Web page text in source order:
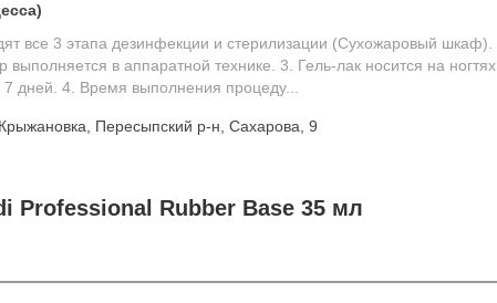
все 3 этапа дезинфекции и стерилизации (Сухожаровый шкаф).
в аппаратной технике. 3. Гель-лак носится на ногтях
дней. 4. Время выполнения процеду...
Пересыпский р-н, Сахарова, 9
Professional Rubber Base 35 мл